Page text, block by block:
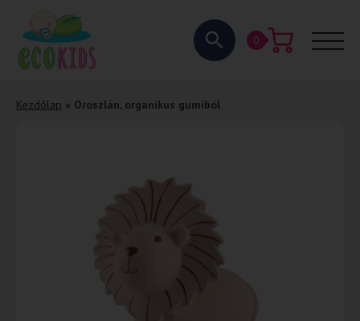
0
Kezdőlap » Oroszlán, organikus gumiból